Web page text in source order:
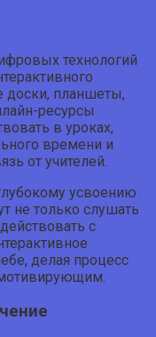
технологий
доски, планшеты,
ресурсы
в уроках,
времени и
от учителей.
усвоению
не только слушать
с
делая процесс